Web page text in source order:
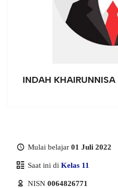
INDAH KHAIRUNNISA
Mulai belajar 01 Juli 2022
Saat ini di Kelas 11
NISN 0064826771